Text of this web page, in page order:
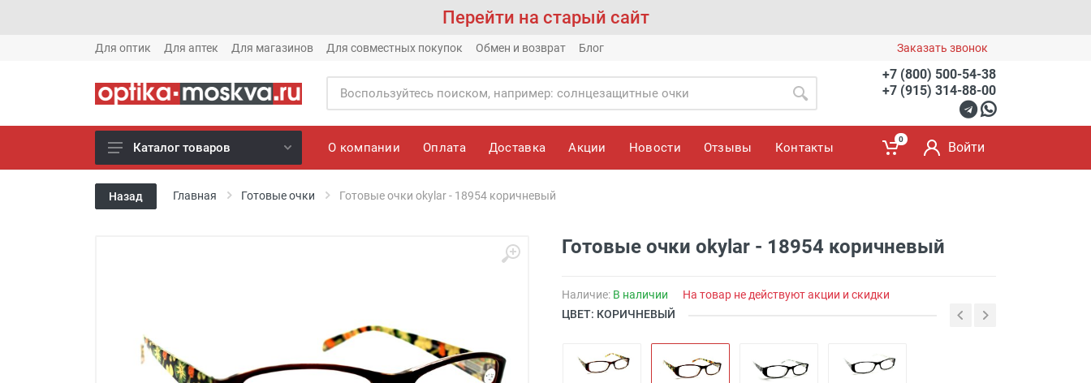
Перейти на старый сайт
Для оптик Для аптек Для магазинов Для совместных покупок Обмен и возврат Блог Заказать звонок
+7 (800) 500-54-38
+7 (915) 314-88-00
Новое готовые очки (1621)
Новое солнце (1613)
Известные бренды (212)
Футляры и мешки (1412)
Каталог товаров О компании Оплата Доставка Акции Новости Отзывы Контакты
0
Войти
Назад Главная Готовые очки Готовые очки okylar - 18954 коричневый
Готовые очки okylar - 18954 коричневый
Наличие: В наличии
На товар не действуют акции и скидки
ЦВЕТ: КОРИЧНЕВЫЙ